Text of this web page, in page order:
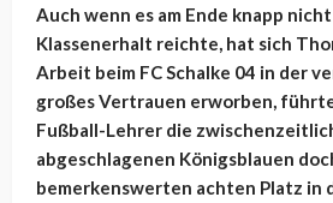
Auch wenn es am Ende knapp
Klassenerhalt reichte, hat sich
Arbeit beim FC Schalke 04 in der
großes Vertrauen erworben,
Fußball-Lehrer die
abgeschlagenen Königsblauen
bemerkenswerten achten Platz in